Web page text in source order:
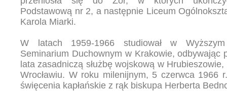
Podstawową nr 2, a następnie Liceum
Karola Miarki.
W latach 1959-1966 studiował w
Seminarium Duchownym w Krakowie, odbywając
lata zasadniczą służbę wojskową w
Wrocławiu. W roku milenijnym, 5 czerwca 1966
święcenia kapłańskie z rąk biskupa Herberta